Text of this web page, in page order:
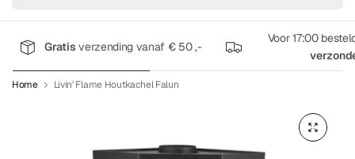
op
Gratisverzending vanaf € 50 ,-
Voor 17:00
Home Livin' Flame Houtkachel Falun